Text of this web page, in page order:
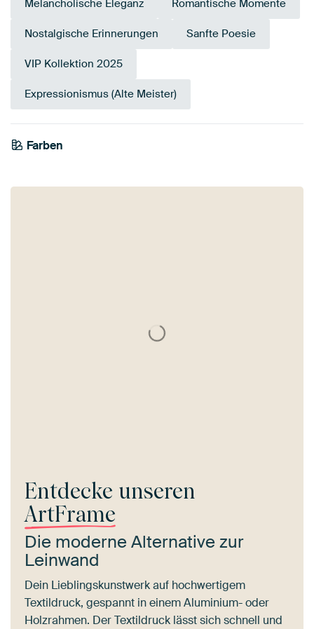
Melancholische Eleganz Romantische Momente
Nostalgische Erinnerungen Sanfte Poesie
VIP Kollektion 2025
Expressionismus (Alte Meister)
Farben
Taupe
Rosa
Mauve
Entdecke unseren
ArtFrame
Die moderne Alternative zur
Leinwand
Dein Lieblingskunstwerk auf hochwertigem
Textildruck, gespannt in einem Aluminium- oder
Holzrahmen. Der Textildruck lässt sich schnell und